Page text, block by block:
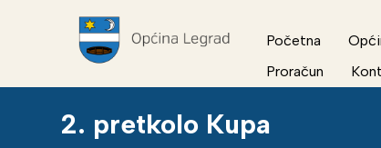
Početna
Proračun
2. pretkolo Kupa